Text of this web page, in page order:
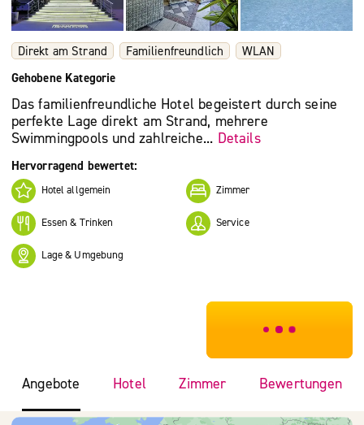
Direkt am Strand Familienfreundlich
WLAN
Gehobene Kategorie
Das familienfreundliche Hotel begeistert durch seine
perfekte Lage direkt am Strand, mehrere
Swimmingpools und zahlreiche... Details
Hervorragend bewertet:
Hotel allgemein Zimmer
Essen & Trinken Service
Lage & Umgebung
***************
Angebote Hotel Zimmer Bewertungen